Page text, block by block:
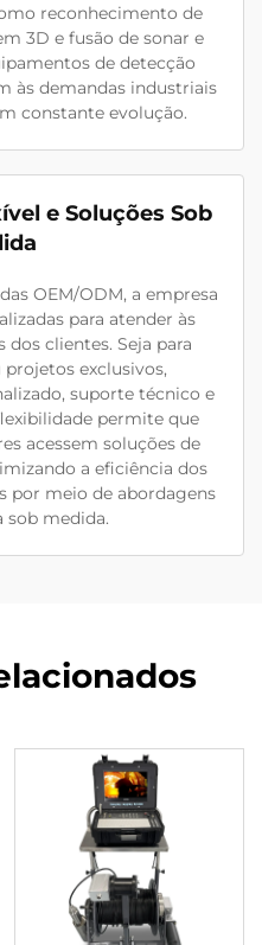
reconhecimento de
3D e fusão de sonar e
de detecção
às demandas industriais
constante evolução.
e Soluções Sob
OEM/ODM, a empresa
para atender às
dos clientes. Seja para
exclusivos,
suporte técnico e
permite que
acessem soluções de
a eficiência dos
por meio de abordagens
sob medida.